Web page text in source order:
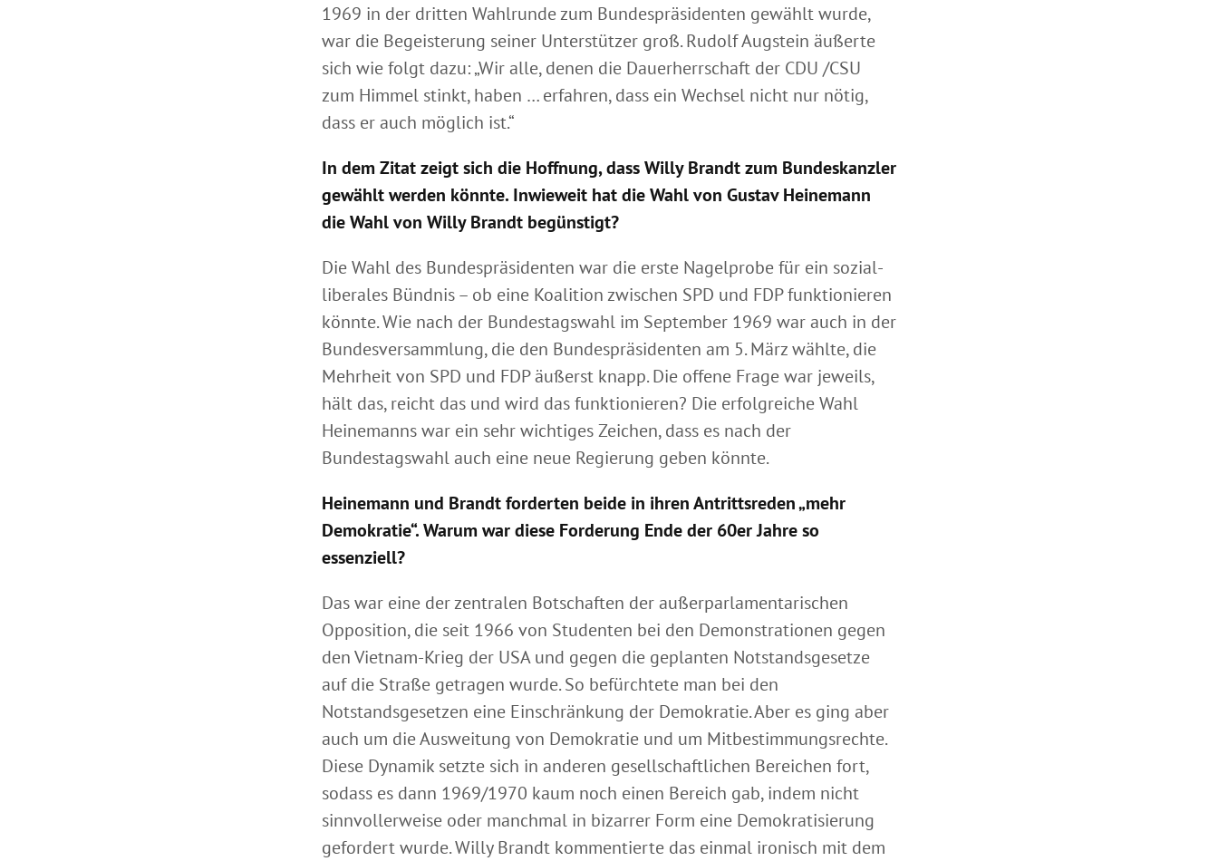
1969 in der dritten Wahlrunde zum Bundespräsidenten gewählt wurde,
war die Begeisterung seiner Unterstützer groß. Rudolf Augstein äußerte
sich wie folgt dazu: „Wir alle, denen die Dauerherrschaft der CDU /CSU
zum Himmel stinkt, haben … erfahren, dass ein Wechsel nicht nur nötig,
dass er auch möglich ist.“
In dem Zitat zeigt sich die Hoffnung, dass Willy Brandt zum Bundeskanzler
gewählt werden könnte. Inwieweit hat die Wahl von Gustav Heinemann
die Wahl von Willy Brandt begünstigt?
Die Wahl des Bundespräsidenten war die erste Nagelprobe für ein sozial-
liberales Bündnis – ob eine Koalition zwischen SPD und FDP funktionieren
könnte. Wie nach der Bundestagswahl im September 1969 war auch in der
Bundesversammlung, die den Bundespräsidenten am 5. März wählte, die
Mehrheit von SPD und FDP äußerst knapp. Die offene Frage war jeweils,
hält das, reicht das und wird das funktionieren? Die erfolgreiche Wahl
Heinemanns war ein sehr wichtiges Zeichen, dass es nach der
Bundestagswahl auch eine neue Regierung geben könnte.
Heinemann und Brandt forderten beide in ihren Antrittsreden „mehr
Demokratie“. Warum war diese Forderung Ende der 60er Jahre so
essenziell?
Das war eine der zentralen Botschaften der außerparlamentarischen
Opposition, die seit 1966 von Studenten bei den Demonstrationen gegen
den Vietnam-Krieg der USA und gegen die geplanten Notstandsgesetze
auf die Straße getragen wurde. So befürchtete man bei den
Notstandsgesetzen eine Einschränkung der Demokratie. Aber es ging aber
auch um die Ausweitung von Demokratie und um Mitbestimmungsrechte.
Diese Dynamik setzte sich in anderen gesellschaftlichen Bereichen fort,
sodass es dann 1969/1970 kaum noch einen Bereich gab, indem nicht
sinnvollerweise oder manchmal in bizarrer Form eine Demokratisierung
gefordert wurde. Willy Brandt kommentierte das einmal ironisch mit dem